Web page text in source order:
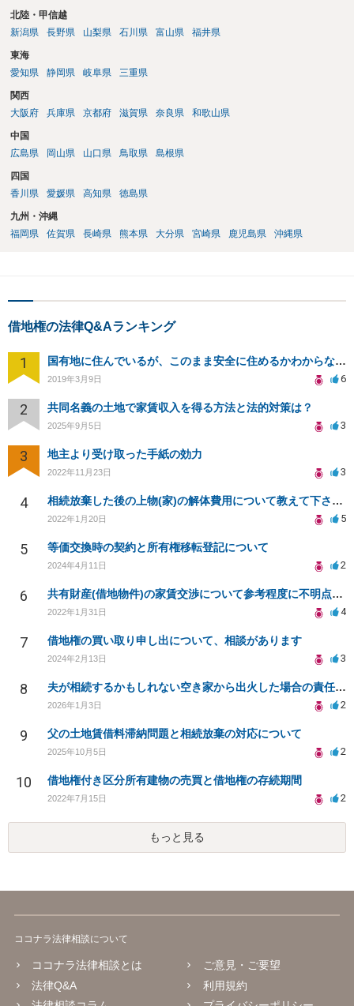
業上の必要性: 駐車場を失うことで営業に重大な支障が出ることや、代
駐車場がなくなることに伴う売上減少などの営業上の損失。 以上のこ
とから、契約書に記載がないという理由だけで、一方的な駐車場利用
の打ち切りをただちに受け入れる必要はないと考えられます。21年間
て、貸主側の要求が権利濫用にあたるなどと主張し、駐車場の継続利
用について交渉したり、法的に争ったりする余地は十分にあると言え
るでしょう。
北陸・甲信越
新潟県
長野県 山梨県 石川県 富山県 福井県
東海
愛知県
静岡県 岐阜県 三重県
関西
大阪府
兵庫県 京都府 滋賀県 奈良県 和歌山県
中国
広島県
岡山県 山口県 鳥取県 島根県
四国
香川県
愛媛県 高知県 徳島県
九州・沖縄
福岡県
佐賀県 長崎県 熊本県 大分県 宮崎県 鹿児島県 沖縄県
借地権の法律Q&Aランキング
1 国有地に住んでいるが、このまま安全に住めるかわからない。
2019年3月9日 6
2 共同名義の土地で家賃収入を得る方法と法的対策は？
2025年9月5日 3
3 地主より受け取った手紙の効力
2022年11月23日 3
4 相続放棄した後の上物(家)の解体費用について教えて下さい。
2022年1月20日 5
5 等価交換時の契約と所有権移転登記について
2024年4月11日 2
6 共有財産(借地物件)の家賃交渉について参考程度に不明点を教えて下さい。
2022年1月31日 4
7 借地権の買い取り申し出について、相談があります
2024年2月13日 3
8 夫が相続するかもしれない空き家から出火した場合の責任範囲について。妻にも責任が及びますか？
2026年1月3日 2
9 父の土地賃借料滞納問題と相続放棄の対応について
2025年10月5日 2
10 借地権付き区分所有建物の売買と借地権の存続期間
2022年7月15日 2
もっと見る
ココナラ法律相談について
ココナラ法律相談とは
法律Q&A
ご意見・ご要望
利用規約